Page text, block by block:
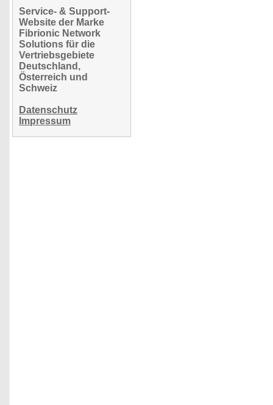
Service- & Support-
Website der Marke
Fibrionic Network
Solutions für die
Vertriebsgebiete
Deutschland,
Österreich und
Schweiz
Datenschutz
Impressum